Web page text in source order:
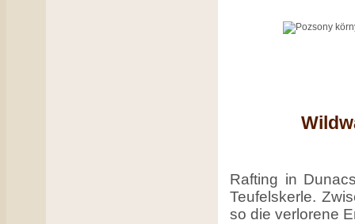
Rafting in
Teufelskerle.
so die verlorene